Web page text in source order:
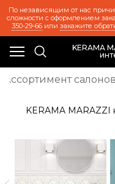
По независящим от нас
сложности с оформлением
350-29-66или закажите
KERAMA
Ассортимент салонов
KERAMA MARAZZI